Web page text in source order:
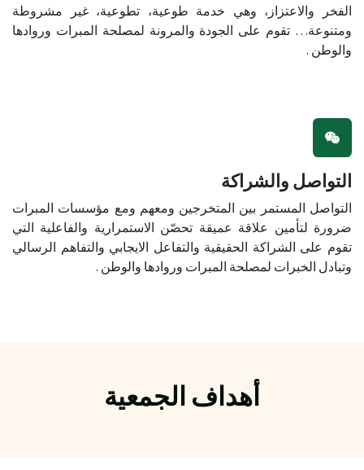
الفخر والاعتزاز، وهي خدمة طوعية، تطوعية، غير مشروطة
ومتنوعة… تقوم على الجودة والمرونة لمصلحة المبرات وروادها
والوطن .
التواصل والشراكة
التواصل المستمر بين المتخرجين ومعهم ومع مؤسسات المبرات
ضرورة لتأمين علاقة عميقة تحصّن الاستمرارية والفاعلية التي
تقوم على الشراكة الحقيقية والتفاعل الايجابي والتفاهم الرسالي
وتبادل الخبرات لمصلحة المبرات وروادها والوطن .
أهداف الجمعية